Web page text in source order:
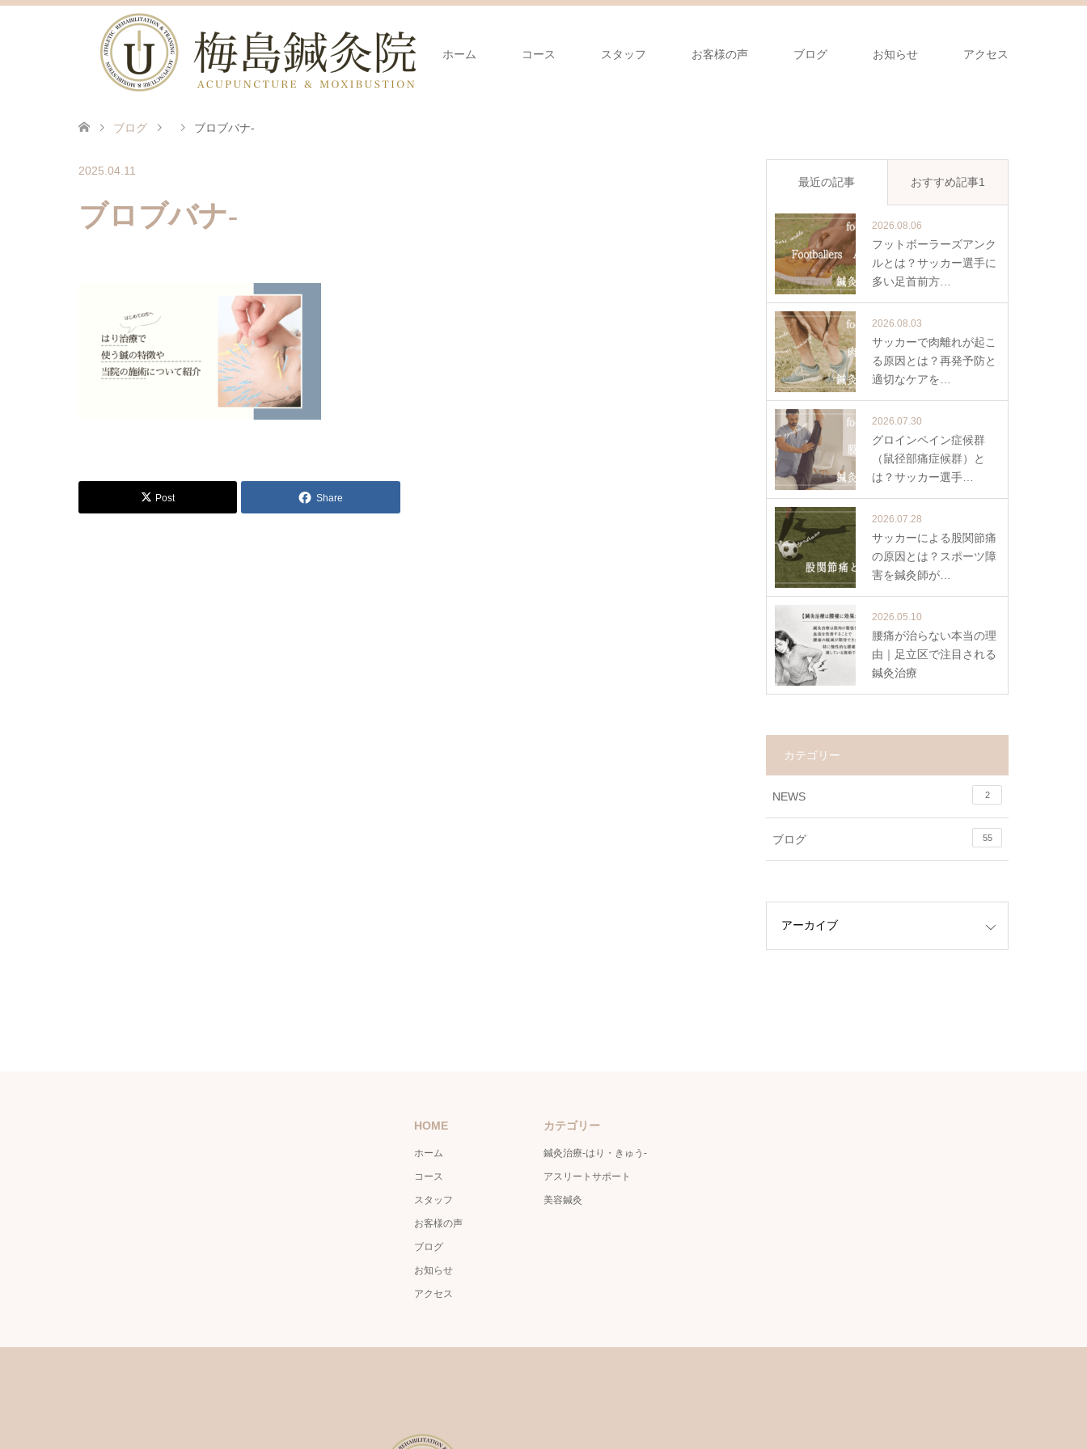
ホーム コース スタッフ お客様の声 ブログ お知らせ アクセス
ブログ ブロブバナ-
2025.04.11
ブロブバナ-
Post Share
最近の記事 おすすめ記事1
2026.08.06
フットボーラーズアンク
ルとは？サッカー選手に
多い足首前方…
2026.08.03
サッカーで肉離れが起こ
る原因とは？再発予防と
適切なケアを…
2026.07.30
グロインペイン症候群
（鼠径部痛症候群）と
は？サッカー選手…
2026.07.28
サッカーによる股関節痛
の原因とは？スポーツ障
害を鍼灸師が…
2026.05.10
腰痛が治らない本当の理
由｜足立区で注目される
鍼灸治療
カテゴリー
NEWS 2
ブログ 55
HOME
ホーム
コース
スタッフ
お客様の声
ブログ
お知らせ
アクセス
カテゴリー
鍼灸治療-はり・きゅう-
アスリートサポート
美容鍼灸